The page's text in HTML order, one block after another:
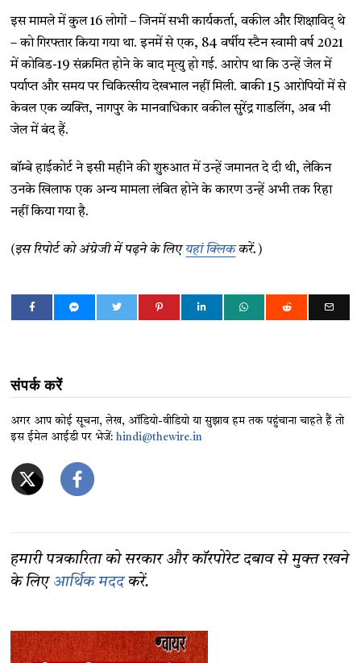
इस मामले में कुल 16 लोगों – जिनमें सभी कार्यकर्ता, वकील और शिक्षाविद् थे
– को गिरफ्तार किया गया था. इनमें से एक, 84 वर्षीय स्टैन स्वामी वर्ष 2021
में कोविड-19 संक्रमित होने के बाद मृत्यु हो गई. आरोप था कि उन्हें जेल में
पर्याप्त और समय पर चिकित्सीय देखभाल नहीं मिली. बाकी 15 आरोपियों में से
केवल एक व्यक्ति, नागपुर के मानवाधिकार वकील सुरेंद्र गाडलिंग, अब भी
जेल में बंद हैं.
बॉम्बे हाईकोर्ट ने इसी महीने की शुरुआत में उन्हें जमानत दे दी थी, लेकिन
उनके खिलाफ एक अन्य मामला लंबित होने के कारण उन्हें अभी तक रिहा
नहीं किया गया है.
(इस रिपोर्ट को अंग्रेजी में पढ़ने के लिएयहां क्लिककरें.)
संपर्क करें
अगर आप कोई सूचना, लेख, ऑडियो-वीडियो या सुझाव हम तक पहुंचाना चाहते हैं तो
इस ईमेल आईडी पर भेजें:hindi@thewire.in
हमारी पत्रकारिता को सरकार और कॉरपोरेट दबाव से मुक्त रखने
के लिए आर्थिक मददकरें.